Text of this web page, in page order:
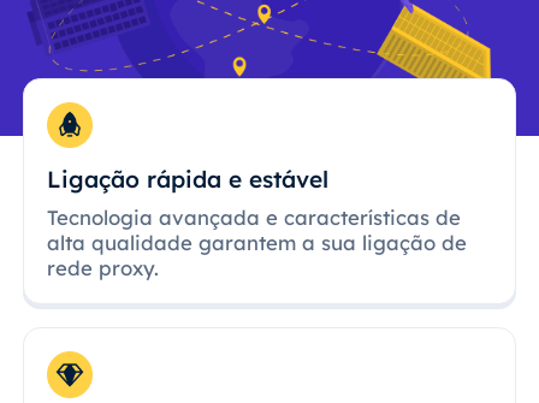
Ligação rápida e estável
Tecnologia avançada e características de
alta qualidade garantem a sua ligação de
rede proxy.